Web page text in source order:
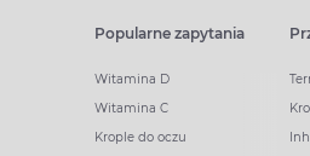
Popularne zapytania
Witamina D
Witamina C
Krople do oczu